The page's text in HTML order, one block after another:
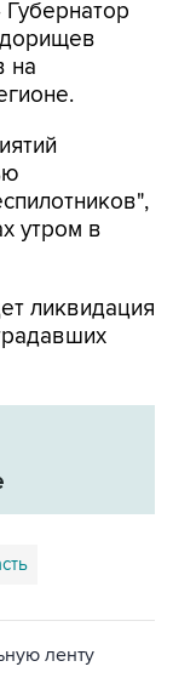
на
утром в
ликвидация
сайта